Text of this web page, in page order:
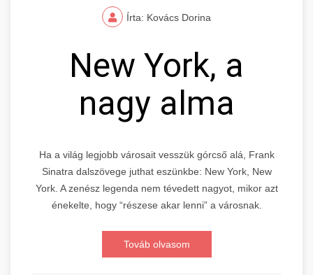
Írta: Kovács Dorina
New York, a
nagy alma
Ha a világ legjobb városait vesszük górcső alá, Frank
Sinatra dalszövege juthat eszünkbe: New York, New
York. A zenész legenda nem tévedett nagyot, mikor azt
énekelte, hogy “részese akar lenni” a városnak.
Továb olvasom